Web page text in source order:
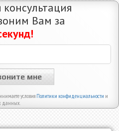
Вам за
мне
условия Политики конфиденциальности и
данных.